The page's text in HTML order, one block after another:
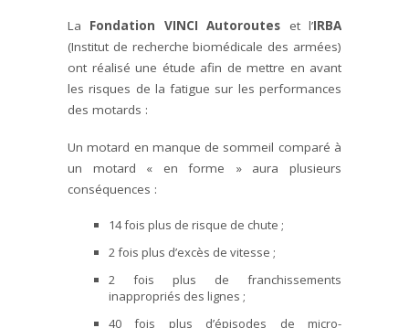
La Fondation VINCI Autoroutes et l’IRBA
(Institut de recherche biomédicale des armées)
ont réalisé une étude afin de mettre en avant
les risques de la fatigue sur les performances
des motards :
Un motard en manque de sommeil comparé à
un motard « en forme » aura plusieurs
conséquences :
14 fois plus de risque de chute ;
2 fois plus d’excès de vitesse ;
2 fois plus de franchissements
inappropriés des lignes ;
40 fois plus d’épisodes de micro-